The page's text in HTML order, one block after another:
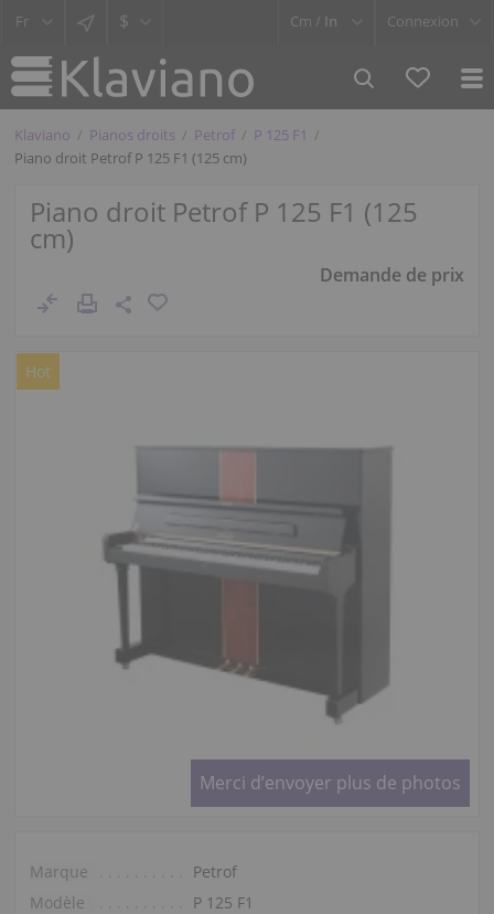
$ Cm / In Connexion
Klaviano Pianos droits Petrof
P 125 F1
Piano droit Petrof P 125 F1 (125 cm)
Piano droit Petrof P 125 F1 (125
cm)
Demande de prix
Hot
Merci d’envoyer plus de photos
Marque
Petrof
Modèle
P 125 F1